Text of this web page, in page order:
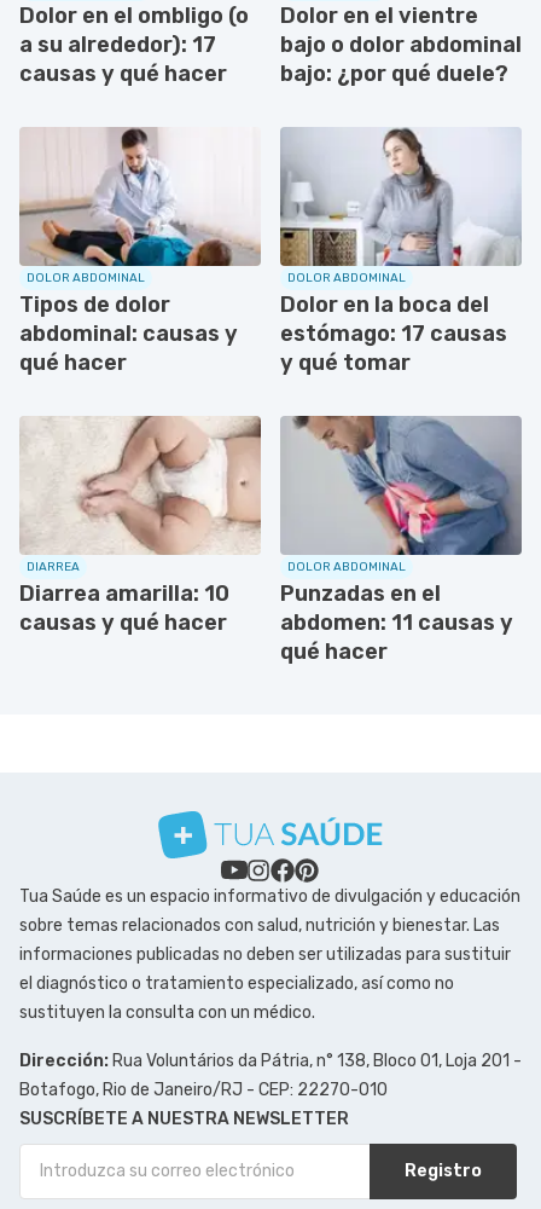
Dolor en el ombligo (o
a su alrededor): 17
causas y qué hacer
Dolor en el vientre
bajo o dolor abdominal
bajo: ¿por qué duele?
DOLOR ABDOMINAL
Tipos de dolor
abdominal: causas y
qué hacer
DOLOR ABDOMINAL
Dolor en la boca del
estómago: 17 causas
y qué tomar
DIARREA
Diarrea amarilla: 10
causas y qué hacer
DOLOR ABDOMINAL
Punzadas en el
abdomen: 11 causas y
qué hacer
Tua Saúde es un espacio informativo de divulgación y educación
sobre temas relacionados con salud, nutrición y bienestar. Las
informaciones publicadas no deben ser utilizadas para sustituir
el diagnóstico o tratamiento especializado, así como no
sustituyen la consulta con un médico.
Dirección: Rua Voluntários da Pátria, n° 138, Bloco 01, Loja 201 -
Botafogo, Rio de Janeiro/RJ - CEP: 22270-010
SUSCRÍBETE A NUESTRA NEWSLETTER
Registro